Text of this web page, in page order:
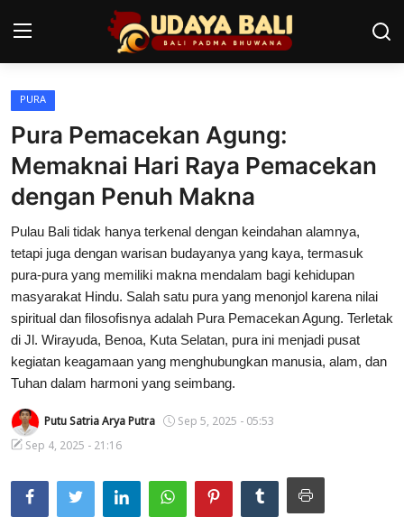
Home
Pura
Desa Adat
Tradisi
Kearifan lokal
Alam Bali
Seni
Kisah
Usadha
Indonesia
PURA
Pura Pemacekan Agung:
Memaknai Hari Raya Pemacekan
dengan Penuh Makna
Pulau Bali tidak hanya terkenal dengan keindahan alamnya,
tetapi juga dengan warisan budayanya yang kaya, termasuk
pura-pura yang memiliki makna mendalam bagi kehidupan
masyarakat Hindu. Salah satu pura yang menonjol karena nilai
spiritual dan filosofisnya adalah Pura Pemacekan Agung. Terletak
di Jl. Wirayuda, Benoa, Kuta Selatan, pura ini menjadi pusat
kegiatan keagamaan yang menghubungkan manusia, alam, dan
Tuhan dalam harmoni yang seimbang.
Putu Satria Arya Putra
Sep 5, 2025 - 05:53
Sep 4, 2025 - 21:16